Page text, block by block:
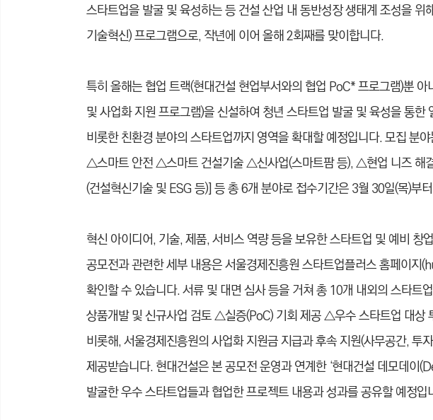
스타트업을 발굴 및 육성하는 등 건설 산업 내 동반성장 생태계 조성을 위
기술혁신) 프로그램으로, 작년에 이어 올해 2회째를 맞이합니다.
특히 올해는 협업 트랙(현대건설 현업부서와의 협업 PoC*프로그램)뿐 아
및 사업화 지원 프로그램)을 신설하여 청년 스타트업 발굴 및 육성을 통
비롯한 친환경 분야의 스타트업까지 영역을 확대할 예정입니다.모집 분
△스마트 안전 △스마트 건설기술 △신사업(스마트팜 등), △현업 니즈 해
(건설혁신기술 및 ESG 등)] 등 총 6개 분야로 접수기간은 3월 30일(목)부
혁신 아이디어, 기술, 제품, 서비스 역량 등을 보유한 스타트업 및 예비 창
공모전과 관련한 세부 내용은 서울경제진흥원 스타트업플러스 홈페이
확인할 수 있습니다.서류 및 대면 심사 등을 거쳐 총 10개 내외의 스타
상품개발 및 신규사업 검토 △실증(PoC) 기회 제공 △우수 스타트업 대상
비롯해, 서울경제진흥원의 사업화 지원금 지급과 후속 지원(사무공간, 투
제공받습니다.현대건설은 본 공모전 운영과 연계한 ‘현대건설 데모데이
발굴한 우수 스타트업들과 협업한 프로젝트 내용과 성과를 공유할 예정입